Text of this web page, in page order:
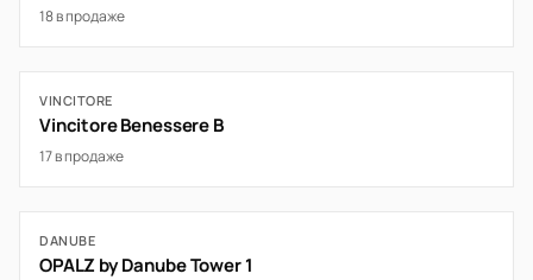
18 в продаже
VINCITORE
Vincitore Benessere B
17 в продаже
DANUBE
OPALZ by Danube Tower 1